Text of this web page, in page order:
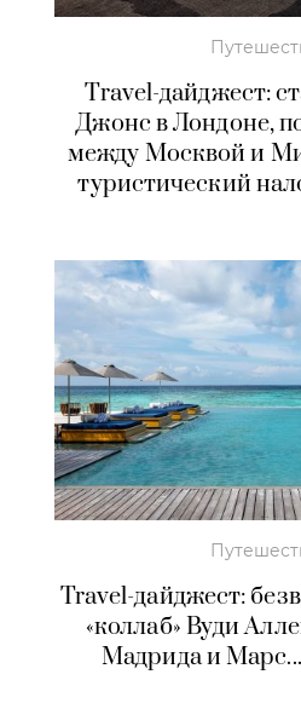
Travel-дайджест:
Джонс в Лондоне,
между Москвой и
туристический
Travel-дайджест:
«коллаб» Вуди
Мадрида и